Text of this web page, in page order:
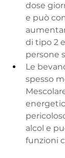
dose
e può
di tipo 2
persone
Le
spesso
alcol e
funzioni